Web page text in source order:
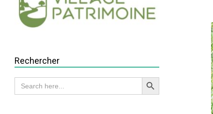
Rechercher
Search
for:
Search Button